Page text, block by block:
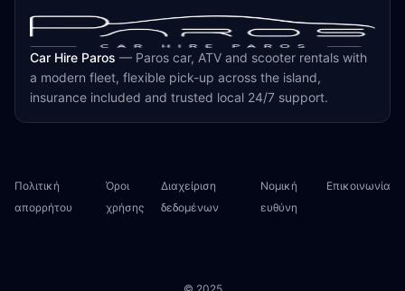
Car Hire Paros — Paros car, ATV and scooter rentals with
a modern fleet, flexible pick-up across the island,
insurance included and trusted local 24/7 support.
Πολιτική
απορρήτου
Όροι
χρήσης
Διαχείριση
δεδομένων
Νομική
ευθύνη
Επικοινωνία